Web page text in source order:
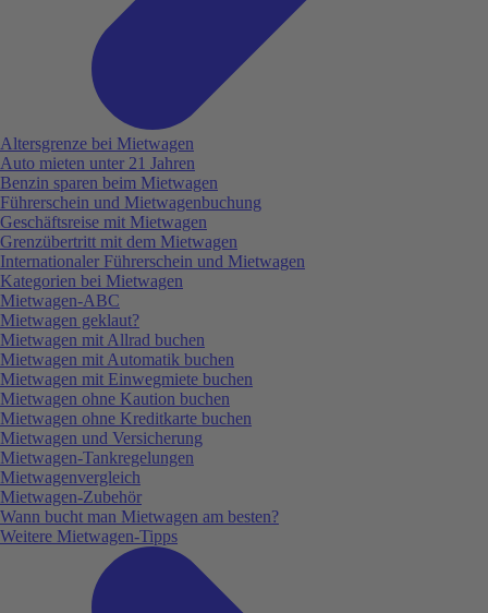
Altersgrenze bei Mietwagen
Auto mieten unter 21 Jahren
Benzin sparen beim Mietwagen
Führerschein und Mietwagenbuchung
Geschäftsreise mit Mietwagen
Grenzübertritt mit dem Mietwagen
Internationaler Führerschein und Mietwagen
Kategorien bei Mietwagen
Mietwagen-ABC
Mietwagen geklaut?
Mietwagen mit Allrad buchen
Mietwagen mit Automatik buchen
Mietwagen mit Einwegmiete buchen
Mietwagen ohne Kaution buchen
Mietwagen ohne Kreditkarte buchen
Mietwagen und Versicherung
Mietwagen-Tankregelungen
Mietwagenvergleich
Mietwagen-Zubehör
Wann bucht man Mietwagen am besten?
Weitere Mietwagen-Tipps